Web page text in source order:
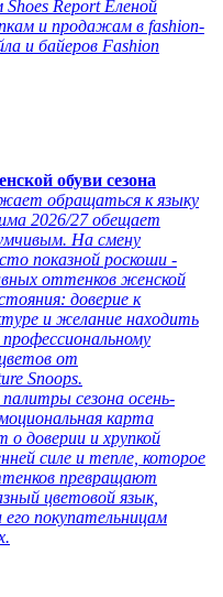
Report Еленой
и продажам в fashion-
и байеров Fashion
обуви сезона
обращаться к языку
2026/27 обещает
На смену
показной роскоши -
оттенков женской
доверие к
и желание находить
от
Snoops.
сезона осень-
карта
о доверии и хрупкой
силе и тепле, которое
превращают
цветовой язык,
покупательницам